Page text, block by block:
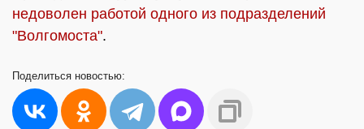
недоволен работой одного из подразделений
"Волгомоста".
Поделиться новостью: